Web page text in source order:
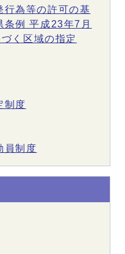
行為等の許可の基
条例 平成23年7月
く区域の指定
制度
員制度